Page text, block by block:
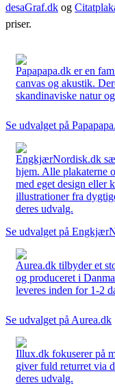
desaGraf.dk og
priser.
Papapapa.dk er en
canvas og akustik.
skandinaviske natur
Se udvalget på
EngkjærNordisk.dk
hjem. Alle plakaterne
med eget design eller
illustrationer fra
deres udvalg.
Se udvalget på
Aurea.dk tilbyder et
og produceret i
leveres inden for 1-2
Se udvalget på Aurea.dk
Illux.dk fokuserer på
giver fuld returret via
deres udvalg.